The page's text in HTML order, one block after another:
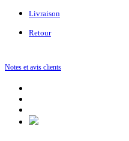
Livraison
Retour
Notes et avis clients